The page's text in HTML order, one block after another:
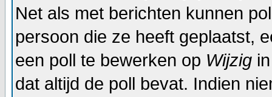
Net als met berichten kunnen
persoon die ze heeft geplaatst,
een poll te bewerken op Wijzig
dat altijd de poll bevat. Indien